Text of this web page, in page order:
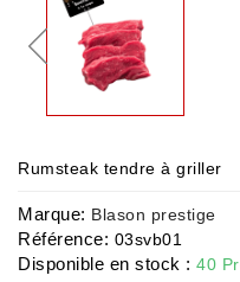
Rumsteak tendre à griller
Marque: Blason prestige
Référence: 03svb01
Disponible en stock : 40